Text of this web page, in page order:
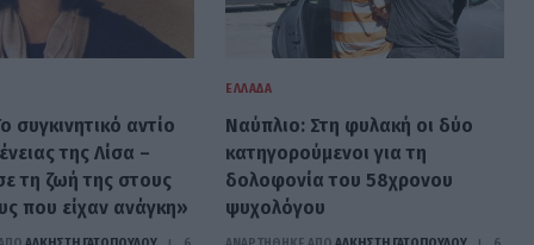
συγκινητικό αντίο
της Λίσα –
τη ζωή της στους
που είχαν ανάγκη»
ΕΛΛΆΔΑ
Ναύπλιο: Στη φυλακή οι δύο
κατηγορούμενοι για τη
δολοφονία του 58χρονου
ψυχολόγου